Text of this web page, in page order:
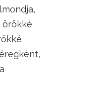
örökké